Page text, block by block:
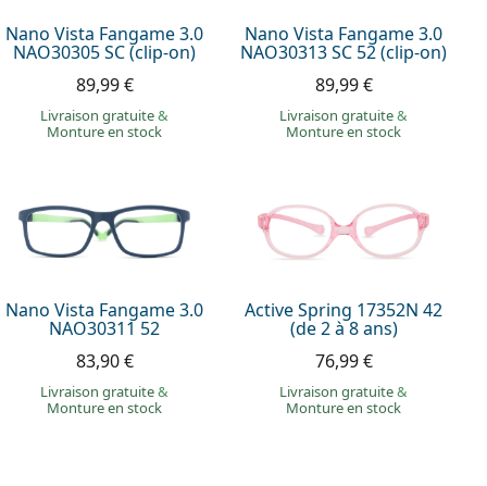
Nano Vista Fangame 3.0
NAO30305 SC (clip-on)
89,99 €
Livraison gratuite&
Monture en stock
Nano Vista Fangame 3.0
NAO30313 SC 52 (clip-on)
89,99 €
Livraison gratuite&
Monture en stock
Nano Vista Fangame 3.0
NAO30311 52
83,90 €
Livraison gratuite&
Monture en stock
Active Spring 17352N 42
(de 2 à 8 ans)
76,99 €
Livraison gratuite&
Monture en stock